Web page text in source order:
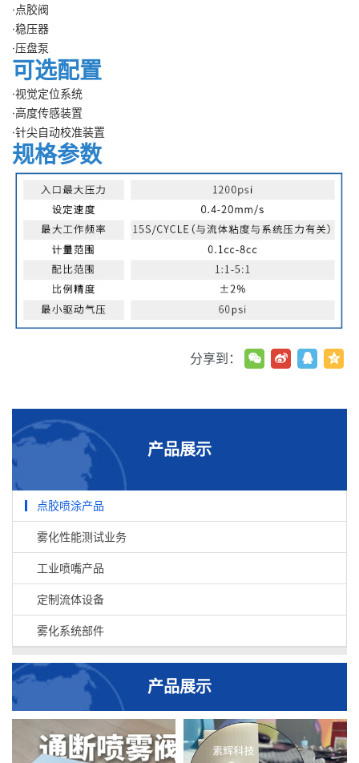
产品展示
点胶喷涂产品
雾化性能测试业务
工业喷嘴产品
定制流体设备
雾化系统部件
产品展示
·点胶阀
·稳压器
·压盘泵
可选配置
·视觉定位系统
·高度传感装置
·针尖自动校准装置
规格参数
分享到：